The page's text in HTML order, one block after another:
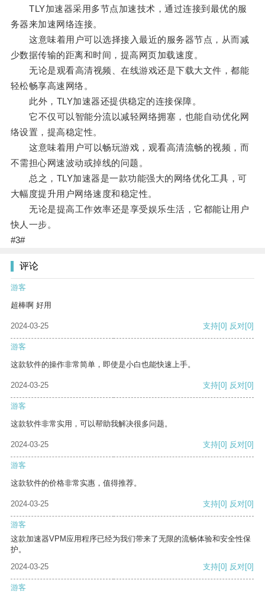
TLY加速器采用多节点加速技术，通过连接到最优的服
务器来加速网络连接。
这意味着用户可以选择接入最近的服务器节点，从而减
少数据传输的距离和时间，提高网页加载速度。
无论是观看高清视频、在线游戏还是下载大文件，都能
轻松畅享高速网络。
此外，TLY加速器还提供稳定的连接保障。
它不仅可以智能分流以减轻网络拥塞，也能自动优化网
络设置，提高稳定性。
这意味着用户可以畅玩游戏，观看高清流畅的视频，而
不需担心网速波动或掉线的问题。
总之，TLY加速器是一款功能强大的网络优化工具，可
大幅度提升用户网络速度和稳定性。
无论是提高工作效率还是享受娱乐生活，它都能让用户
快人一步。
#3#
评论
游客
超棒啊 好用
2024-03-25 支持[0] 反对[0]
游客
这款软件的操作非常简单，即使是小白也能快速上手。
2024-03-25 支持[0] 反对[0]
游客
这款软件非常实用，可以帮助我解决很多问题。
2024-03-25 支持[0] 反对[0]
游客
这款软件的价格非常实惠，值得推荐。
2024-03-25 支持[0] 反对[0]
游客
这款加速器VPM应用程序已经为我们带来了无限的流畅体验和安全性保
护。
2024-03-25
支持[0] 反对[0]
游客